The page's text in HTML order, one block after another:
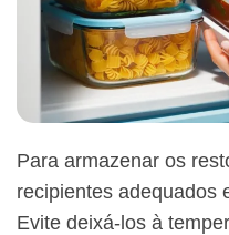
Para armazenar os
recipientes adequados
Evite deixá-los à